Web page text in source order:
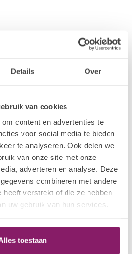
Details Over
van cookies
content en advertenties te
voor social media te bieden
te analyseren. Ook delen we
van onze site met onze
adverteren en analyse. Deze
combineren met andere
heeft verstrekt of die ze hebben
uw gebruik van hun services.
toestaan
€24,19
- Soft Blush
- Nude
€14,47
- Shimmer Pink
€18,09
€14,47